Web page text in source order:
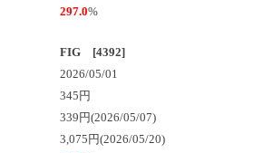
297.0%
FIG [4392]
2026/05/01
345円
339円(2026/05/07)
3,075円(2026/05/20)